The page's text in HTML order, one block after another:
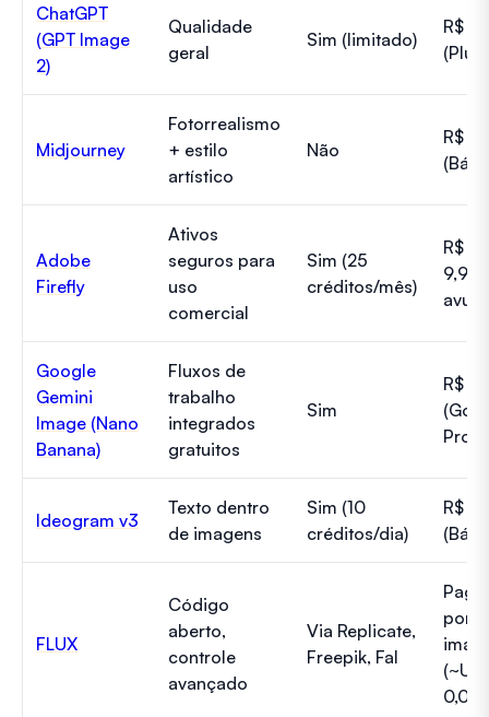
ChatGPT
(GPT Image
2)
Qualidade
geral
Sim (limitado)
R$
(Plus)
Midjourney
Fotorrealismo
+ estilo
artístico
Não
R$
Adobe
Firefly
Ativos
seguros para
uso
comercial
Sim (25
créditos/mês)
R$
9,99/
Google
Gemini
Image (Nano
Banana)
Fluxos de
trabalho
integrados
gratuitos
Sim
R$
Pro)
Ideogram v3
Texto dentro
de imagens
Sim (10
créditos/dia)
R$
FLUX
Código
aberto,
controle
avançado
Via Replicate,
Freepik, Fal
por
0,04)